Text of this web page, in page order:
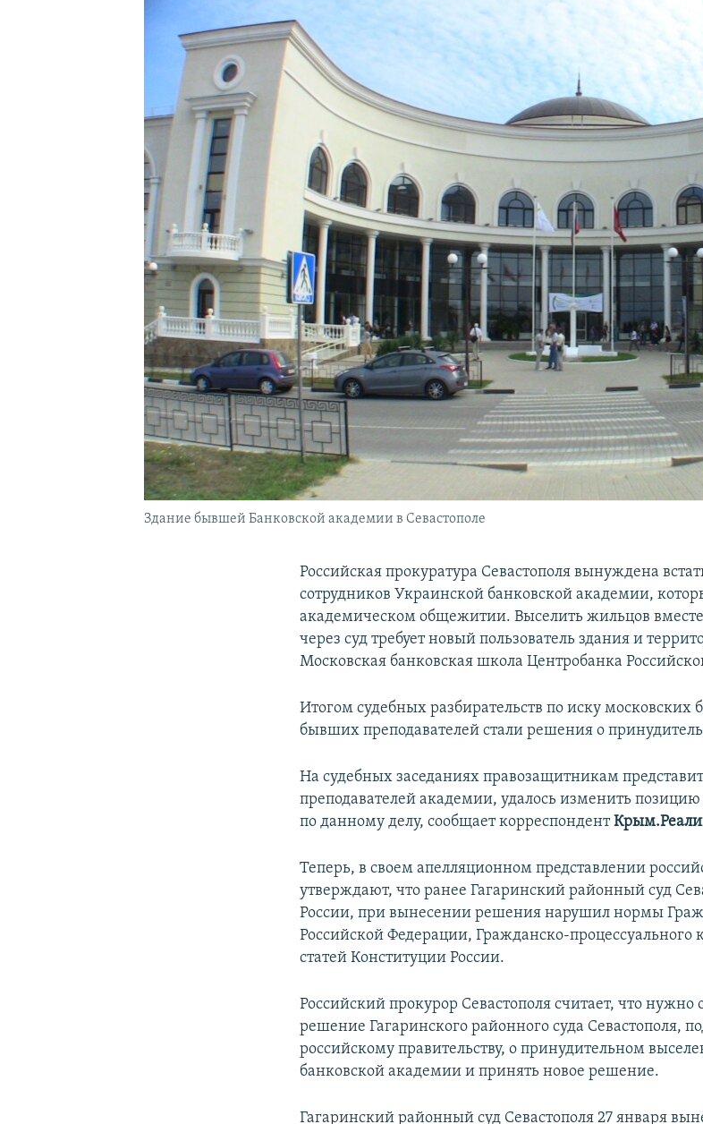
УКРАИНСКАЯ ПРОБЛЕМА КРЫМА
Здание бывшей Банковской академии в Севастополе
Российская прокуратура Севастополя вынуждена
сотрудников Украинской банковской академии,
академическом общежитии. Выселить жильцов
через суд требует новый пользователь здания и
Московская банковская школа Центробанка
Итогом судебных разбирательств по иску московских
бывших преподавателей стали решения о
На судебных заседаниях правозащитникам
преподавателей академии, удалось изменить
по данному делу, сообщает корреспондент
Теперь, в своем апелляционном представлении
утверждают, что ранее Гагаринский районный суд
России, при вынесении решения нарушил нормы
Российской Федерации, Гражданско-процессуального
статей Конституции России.
Российский прокурор Севастополя считает, что
решение Гагаринского районного суда Севастополя,
российскому правительству, о принудительном
банковской академии и принять новое решение.
Гагаринский районный суд Севастополя 27 января